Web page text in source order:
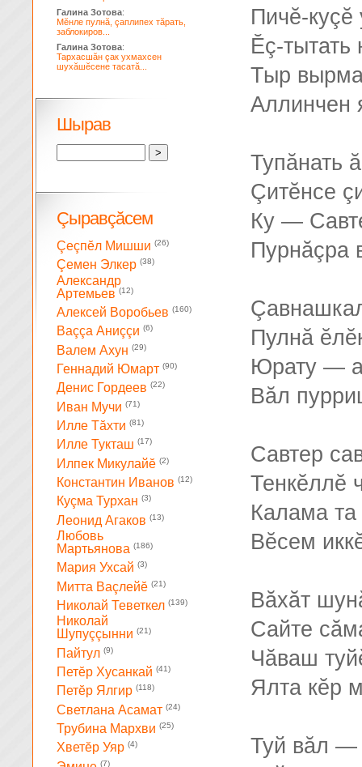
Пичĕ-
Ĕç-
Тыр
Аллинчен
Тупăнать
Çитĕнсе
Ку —
Пурнăçра
Пулнă
Юрату —
Вăл
Савтер
Тенкĕллĕ
Калама та
Вĕсем
Вăхăт
Сайте
Чăваш
Ялта кĕр
Туй вăл —
Галина Зотова:
Мĕнле пулнă, çаплипех тăрать,
заблокиров...
Галина Зотова:
Тархасшăн çак ухмахсен
шухăшĕсене тасатă...
Шырав
Çыравçăсем
Çеçпĕл Мишши (26)
Çемен Элкер (38)
Александр
Артемьев (12)
Алексей Воробьев (160)
Ваççа Аниççи (6)
Валем Ахун (29)
Геннадий Юмарт (90)
Денис Гордеев (22)
Иван Мучи (71)
Илле Тăхти (81)
Илле Тукташ (17)
Илпек Микулайĕ (2)
Константин Иванов (12)
Куçма Турхан (3)
Леонид Агаков (13)
Любовь
Мартьянова (186)
Мария Ухсай (3)
Митта Ваçлейĕ (21)
Николай Теветкел (139)
Николай
Шупуççынни (21)
Пайтул (9)
Петĕр Хусанкай (41)
Петĕр Ялгир (118)
Светлана Асамат (24)
Трубина Мархви (25)
Хветĕр Уяр (4)
(7)